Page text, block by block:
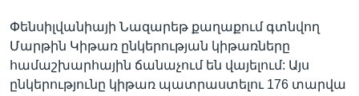
IN ENGLISH
ՄԵՐ ՄԱՍԻՆ
«ԱՄԵՐԻԿԱՅԻ ՁԱՅՆ»-Ի ԿԱՆՈՆԱԴՐՈՒԹՅՈՒՆ
ՈՒԿՐԱԻՆԱԿԱՆ ՊԱՏԵՐԱԶՄ
Learning English
Փենսիլվանիայի Նազարեթ քաղաքում գտնվող
Մարթին Կիթառ ընկերության կիթառները
համաշխարհային ճանաչում են վայելում: Այս
ընկերությունը կիթառ պատրաստելու 176 տարվա